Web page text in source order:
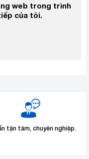
web trong trình
của tôi.
tận tâm, chuyên nghiệp.